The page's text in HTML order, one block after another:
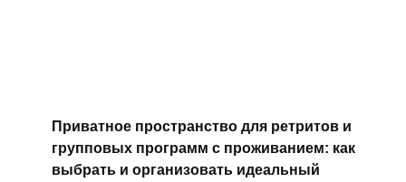
Приватное пространство для ретритов и
групповых программ с проживанием: как
выбрать и организовать идеальный